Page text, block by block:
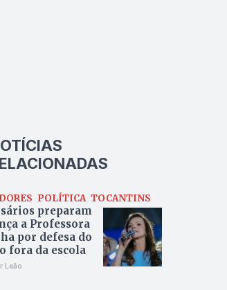
POLÍTICA TOCANTINS
preparam
a Professora
por defesa do
fora da escola
Leão